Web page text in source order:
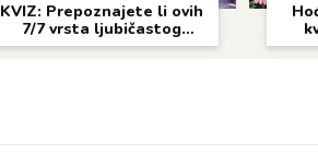
KVIZ: Prepoznajete li ovih
7/7 vrsta ljubičastog
cvijeća?